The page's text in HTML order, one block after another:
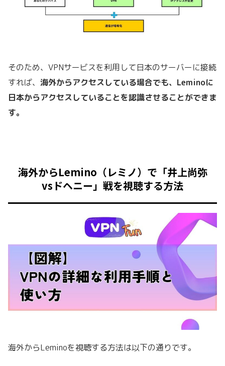
そのため、VPNサービスを利用して日本のサーバーに接続
すれば、 海外からアクセスしている場合でも、Leminoに
日本からアクセスしていることを認識させることができま
す。
海外からLemino（レミノ）で「井上尚弥
vsドヘニー」戦を視聴する方法
海外からLeminoを視聴する方法は以下の通りです。